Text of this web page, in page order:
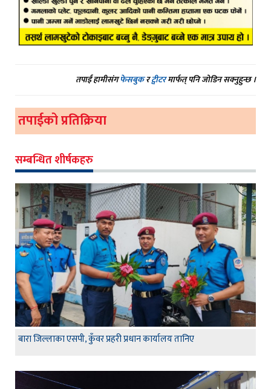
तपाईं हामीसंगफेसबुकरट्वीटरमार्फत् पनि जोडिन सक्नुहुन्छ ।
तपाईको प्रतिक्रिया
सम्बन्धित शीर्षकहरु
बारा जिल्लाका एसपी, कुँवर प्रहरी प्रधान कार्यालय तानिए